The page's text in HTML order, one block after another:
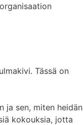
Tässä on
ja sen, miten heidän
kokouksia, jotta